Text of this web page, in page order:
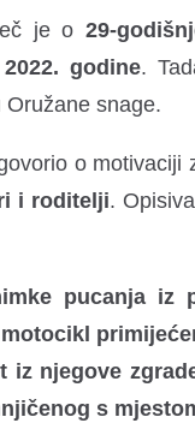
je o29-
2022. godine.
snage.
o
i roditelji.
pucanja iz
iz njegove
s